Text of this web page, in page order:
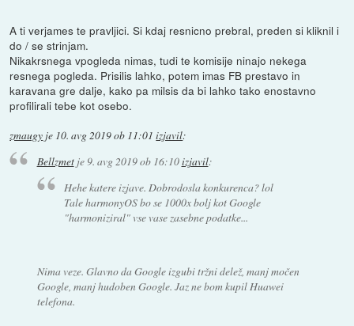
A ti verjames te pravljici. Si kdaj resnicno prebral, preden si kliknil i
do / se strinjam.
Nikakrsnega vpogleda nimas, tudi te komisije ninajo nekega
resnega pogleda. Prisilis lahko, potem imas FB prestavo in
karavana gre dalje, kako pa milsis da bi lahko tako enostavno
profilirali tebe kot osebo.
zmaugy je 10. avg 2019 ob 11:01 izjavil:
Bellzmetje9. avg 2019 ob 16:10izjavil:
Hehe katere izjave. Dobrodosla konkurenca? lol
Tale harmonyOS bo se 1000x bolj kot Google
"harmoniziral" vse vase zasebne podatke...
Nima veze. Glavno da Google izgubi tržni delež, manj močen
Google, manj hudoben Google. Jaz ne bom kupil Huawei
telefona.